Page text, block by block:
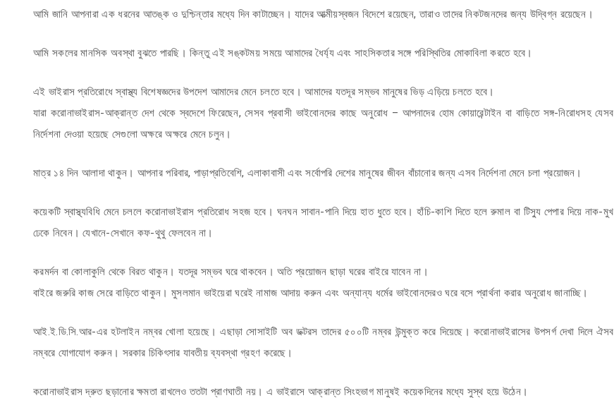
আমি জানি আপনারা এক ধরনের আতঙ্ক ও দুশ্চিন্তার মধ্যে দিন কাটাচ্ছেন। যাদের আত্মীয়স্বজন বিদেশে রয়েছেন, তারাও তাদের নিকটজনদের জন্য উদ্বিগ্ন রয়েছেন।
আমি সকলের মানসিক অবস্থা বুঝতে পারছি। কিন্তু এই সঙ্কটময় সময়ে আমাদের ধৈর্য্য এবং সাহসিকতার সঙ্গে পরিস্থিতির মোকাবিলা করতে হবে।
এই ভাইরাস প্রতিরোধে স্বাস্থ্য বিশেষজ্ঞদের উপদেশ আমাদের মেনে চলতে হবে। আমাদের যতদূর সম্ভব মানুষের ভিড় এড়িয়ে চলতে হবে।
যারা করোনাভাইরাস-আক্রান্ত দেশ থেকে স্বদেশে ফিরেছেন, সেসব প্রবাসী ভাইবোনদের কাছে অনুরোধ – আপনাদের হোম কোয়ারেন্টাইন বা বাড়িতে সঙ্গ-নিরোধসহ যেসব
নির্দেশনা দেওয়া হয়েছে সেগুলো অক্ষরে অক্ষরে মেনে চলুন।
মাত্র ১৪ দিন আলাদা থাকুন। আপনার পরিবার, পাড়াপ্রতিবেশি, এলাকাবাসী এবং সর্বোপরি দেশের মানুষের জীবন বাঁচানোর জন্য এসব নির্দেশনা মেনে চলা প্রয়োজন।
কয়েকটি স্বাস্থ্যবিধি মেনে চললে করোনাভাইরাস প্রতিরোধ সহজ হবে। ঘনঘন সাবান-পানি দিয়ে হাত ধুতে হবে। হাঁচি-কাশি দিতে হলে রুমাল বা টিস্যু পেপার দিয়ে নাক-মুখ
ঢেকে নিবেন। যেখানে-সেখানে কফ-থুথু ফেলবেন না।
করমর্দন বা কোলাকুলি থেকে বিরত থাকুন। যতদূর সম্ভব ঘরে থাকবেন। অতি প্রয়োজন ছাড়া ঘরের বাইরে যাবেন না।
বাইরে জরুরি কাজ সেরে বাড়িতে থাকুন। মুসলমান ভাইয়েরা ঘরেই নামাজ আদায় করুন এবং অন্যান্য ধর্মের ভাইবোনদেরও ঘরে বসে প্রার্থনা করার অনুরোধ জানাচ্ছি।
আই.ই.ডি.সি.আর-এর হটলাইন নম্বর খোলা হয়েছে। এছাড়া সোসাইটি অব ডক্টরস তাদের ৫০০টি নম্বর উন্মুক্ত করে দিয়েছে। করোনাভাইরাসের উপসর্গ দেখা দিলে ঐসব
নম্বরে যোগাযোগ করুন। সরকার চিকিৎসার যাবতীয় ব্যবস্থা গ্রহণ করেছে।
করোনাভাইরাস দ্রুত ছড়ানোর ক্ষমতা রাখলেও ততটা প্রাণঘাতী নয়। এ ভাইরাসে আক্রান্ত সিংহভাগ মানুষই কয়েকদিনের মধ্যে সুস্থ হয়ে উঠেন।